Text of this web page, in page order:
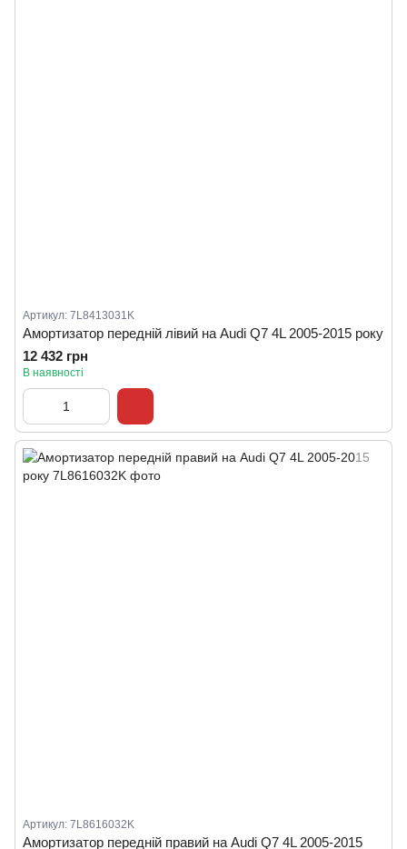
Артикул: 7L8413031K
Амортизатор передній лівий на Audi Q7 4L 2005-2015 року
12 432 грн
В наявності
Артикул: 7L8616032K
Амортизатор передній правий на Audi Q7 4L 2005-2015